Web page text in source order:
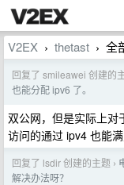
V2EX › thetast › 全
回复了 smileawei 创建的
也能分配 ipv6 了。
双公网，但是实际上对
访问的通过 ipv4 也能
回复了 lsdir 创建的主题 ›
解决办法呀？